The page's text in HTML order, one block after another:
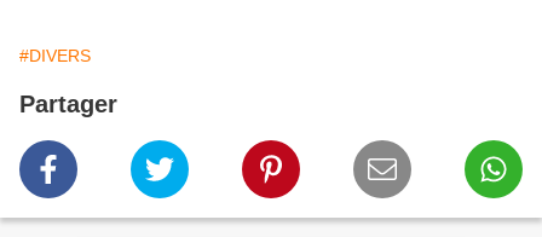
#DIVERS
Partager